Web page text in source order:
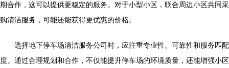
期合作，这可以提供更稳定的服务。对于小型小区，联合周边小区共同采
购清洁服务，可能还能获得更优惠的价格。
选择地下停车场清洁服务公司时，应注重专业性、可靠性和服务匹配
度。通过合理规划和合作，不仅能提升停车场的环境质量，还能增强小区